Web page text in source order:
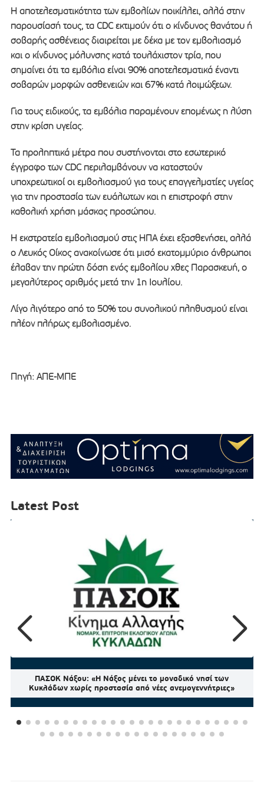
Η αποτελεσματικότητα των εμβολίων ποικίλλει, αλλά στην
παρουσίασή τους, τα CDC εκτιμούν ότι ο κίνδυνος θανάτου ή
σοβαρής ασθένειας διαιρείται με δέκα με τον εμβολιασμό
και ο κίνδυνος μόλυνσης κατά τουλάχιστον τρία, που
σημαίνει ότι τα εμβόλια είναι 90% αποτελεσματικά έναντι
σοβαρών μορφών ασθενειών και 67% κατά λοιμώξεων.
Για τους ειδικούς, τα εμβόλια παραμένουν επομένως η λύση
στην κρίση υγείας.
Τα προληπτικά μέτρα που συστήνονται στο εσωτερικό
έγγραφο των CDC περιλαμβάνουν να καταστούν
υποχρεωτικοί οι εμβολιασμού για τους επαγγελματίες υγείας
για την προστασία των ευάλωτων και η επιστροφή στην
καθολική χρήση μάσκας προσώπου.
Η εκστρατεία εμβολιασμού στις ΗΠΑ έχει εξασθενήσει, αλλά
ο Λευκός Οίκος ανακοίνωσε ότι μισό εκατομμύριο άνθρωποι
έλαβαν την πρώτη δόση ενός εμβολίου χθες Παρασκευή, ο
μεγαλύτερος αριθμός μετά την 1η Ιουλίου.
Λίγο λιγότερο από το 50% του συνολικού πληθυσμού είναι
πλέον πλήρως εμβολιασμένο.
Πηγή: ΑΠΕ-ΜΠΕ
Latest Post
ΠΑΣΟΚ Νάξου: «Η Νάξος μένει το μοναδικό νησί των
Κυκλάδων χωρίς προστασία από νέες ανεμογεννήτριες»